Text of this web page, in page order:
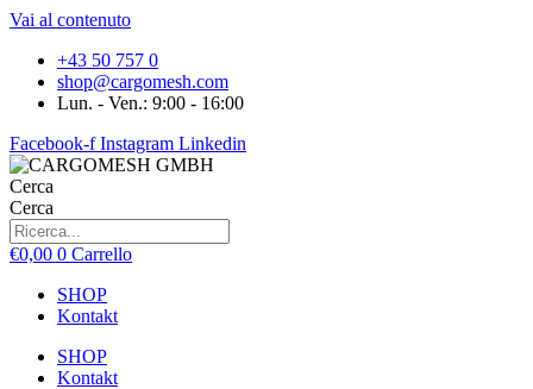
Vai al contenuto
+43 50 757 0
shop@cargomesh.com
Lun. - Ven.: 9:00 - 16:00
Facebook-f Instagram Linkedin
Cerca
Cerca
€0,00 0 Carrello
SHOP
Kontakt
SHOP
Kontakt